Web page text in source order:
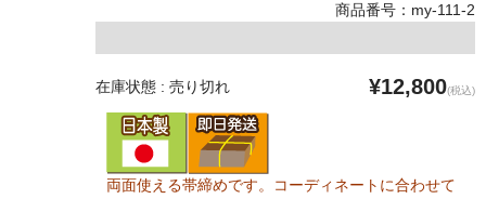
商品番号：my-111-2
在庫状態 : 売り切れ ¥12,800(税込)
両面使える帯締めです。コーディネートに合わせて